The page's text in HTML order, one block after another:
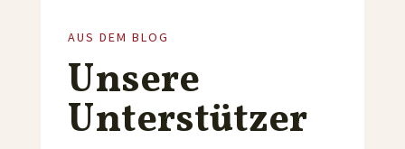
AUS DEM BLOG
Unsere
Unterstützer